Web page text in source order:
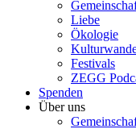
Liebe
Ökologie
Festivals
ZEGG
Spenden
Über uns